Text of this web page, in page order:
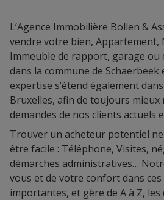
L’Agence Immobilière Bollen &
vendre votre bien, Appartement,
Immeuble de rapport, garage ou
dans la commune de
expertise s’étend également
Bruxelles, afin de toujours mieux
demandes de nos clients actuels
Trouver un acheteur potentiel
être facile : Téléphone, Visites,
démarches administratives…
vous et de votre confort dans ces
importantes, et gère de A à Z,